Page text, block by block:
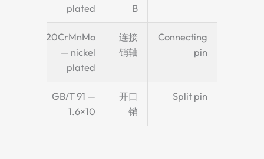
B
plated
Connecting
pin
连接
销轴
20CrMnMo
— nickel
plated
Split pin
开口
销
GB/T 91 —
1.6×10